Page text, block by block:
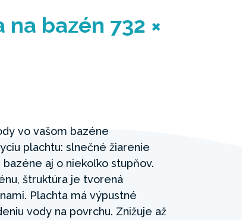
bazén 732 ×
vo vašom bazéne
plachtu: slnečné žiarenie
aj o niekoľko stupňov.
štruktúra je tvorená
Plachta má výpustné
vody na povrchu. Znižuje až